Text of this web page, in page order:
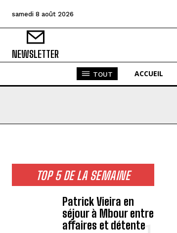
samedi 8 août 2026
NEWSLETTER
TOUT ACCUEIL
TOP 5 DE LA SEMAINE
Patrick Vieira en
séjour à Mbour entre
affaires et détente